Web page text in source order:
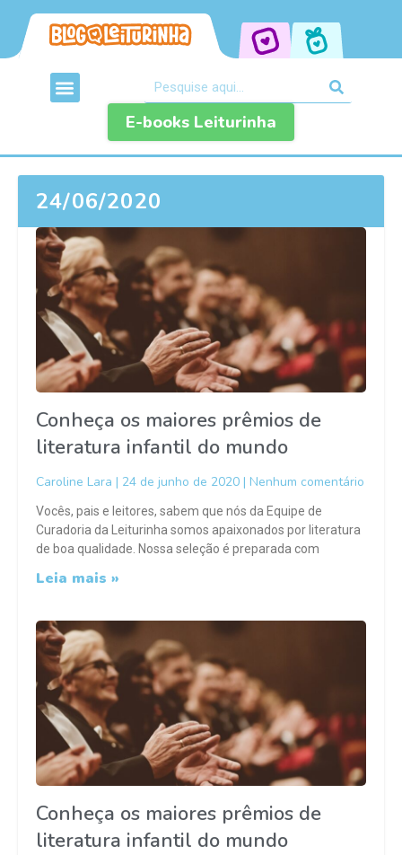
E-books Leiturinha
24/06/2020
Conheça os maiores prêmios de
literatura infantil do mundo
Caroline Lara 24 de junho de 2020 Nenhum comentário
Vocês, pais e leitores, sabem que nós da Equipe de
Curadoria da Leiturinha somos apaixonados por literatura
de boa qualidade. Nossa seleção é preparada com
Leia mais »
Conheça os maiores prêmios de
literatura infantil do mundo